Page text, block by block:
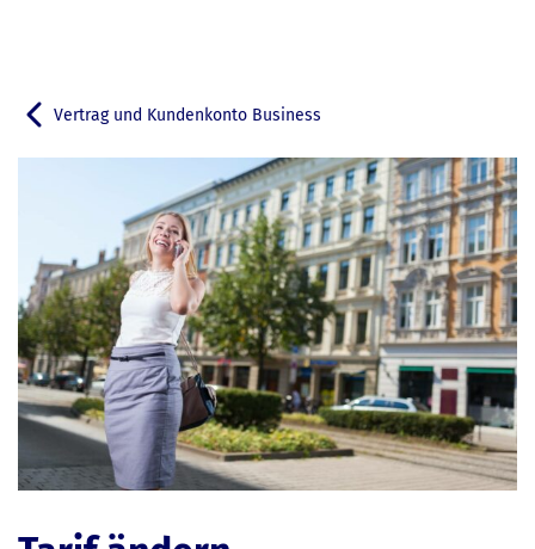
Zurück zu
Vertrag und Kundenkonto Business